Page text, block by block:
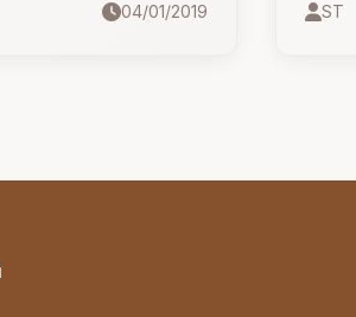
đạo mà thành tiên.
04/01/2019
sinh
ST